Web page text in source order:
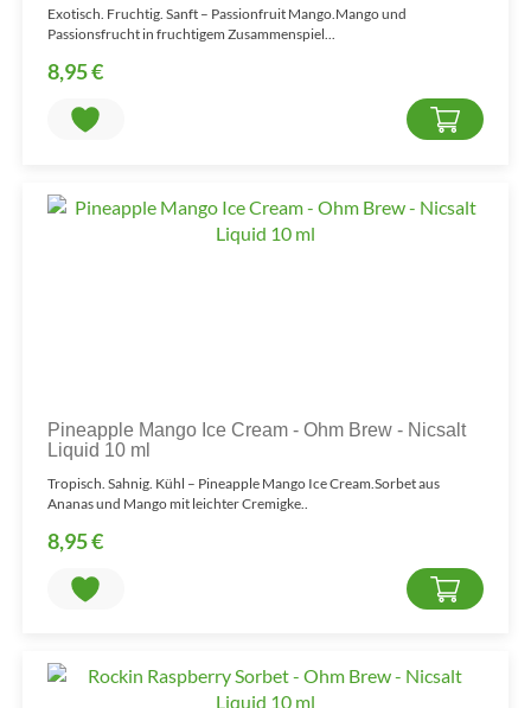
Exotisch. Fruchtig. Sanft – Passionfruit Mango.Mango und
Passionsfrucht in fruchtigem Zusammenspiel...
8,95 €
Pineapple Mango Ice Cream - Ohm Brew - Nicsalt
Liquid 10 ml
Tropisch. Sahnig. Kühl – Pineapple Mango Ice Cream.Sorbet aus
Ananas und Mango mit leichter Cremigke..
8,95 €